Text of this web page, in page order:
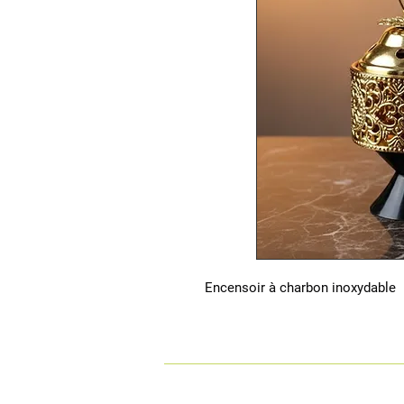
Encensoir à charbon inoxydable